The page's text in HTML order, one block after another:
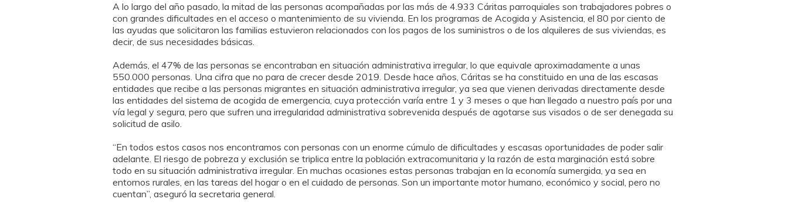
A lo largo del año pasado, la mitad de las personas acompañadas por las más de 4.933 Cáritas parroquiales son trabajadores pobres o
con grandes dificultades en el acceso o mantenimiento de su vivienda. En los programas de Acogida y Asistencia, el 80 por ciento de
las ayudas que solicitaron las familias estuvieron relacionados con los pagos de los suministros o de los alquileres de sus viviendas, es
decir, de sus necesidades básicas.
Además, el 47% de las personas se encontraban en situación administrativa irregular, lo que equivale aproximadamente a unas
550.000 personas. Una cifra que no para de crecer desde 2019. Desde hace años, Cáritas se ha constituido en una de las escasas
entidades que recibe a las personas migrantes en situación administrativa irregular, ya sea que vienen derivadas directamente desde
las entidades del sistema de acogida de emergencia, cuya protección varía entre 1 y 3 meses o que han llegado a nuestro país por una
vía legal y segura, pero que sufren una irregularidad administrativa sobrevenida después de agotarse sus visados o de ser denegada su
solicitud de asilo.
“En todos estos casos nos encontramos con personas con un enorme cúmulo de dificultades y escasas oportunidades de poder salir
adelante. El riesgo de pobreza y exclusión se triplica entre la población extracomunitaria y la razón de esta marginación está sobre
todo en su situación administrativa irregular. En muchas ocasiones estas personas trabajan en la economía sumergida, ya sea en
entornos rurales, en las tareas del hogar o en el cuidado de personas. Son un importante motor humano, económico y social, pero no
cuentan”, aseguró la secretaria general.